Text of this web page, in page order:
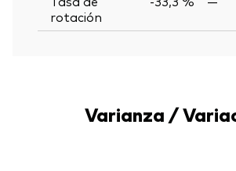
rotación
Varianza /